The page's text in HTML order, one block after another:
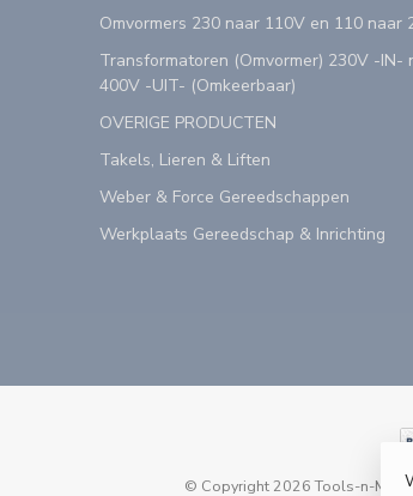
Omvormers 230 naar 110V en 110 naar
Transformatoren (Omvormer) 230V -IN-
400V -UIT- (Omkeerbaar)
OVERIGE PRODUCTEN
Takels, Lieren & Liften
Weber & Force Gereedschappen
Werkplaats Gereedschap & Inrichting
© Copyright 2026 Tools-n-